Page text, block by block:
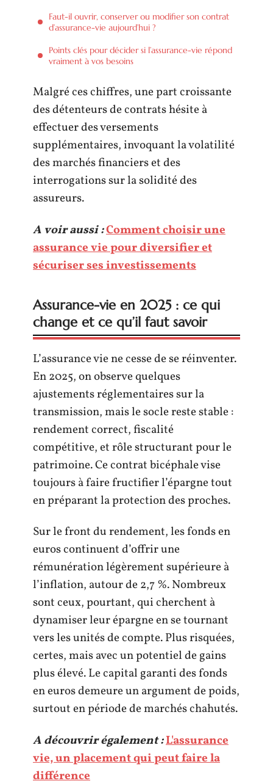
Faut-il ouvrir, conserver ou modifier son contrat
d’assurance-vie aujourd’hui ?
Points clés pour décider si l’assurance-vie répond
vraiment à vos besoins
Malgré ces chiffres, une part croissante
des détenteurs de contrats hésite à
effectuer des versements
supplémentaires, invoquant la volatilité
des marchés financiers et des
interrogations sur la solidité des
assureurs.
A voir aussi :Comment choisir une
assurance vie pour diversifier et
sécuriser ses investissements
Assurance-vie en 2025 : ce qui
change et ce qu’il faut savoir
L’assurance vie ne cesse de se réinventer.
En 2025, on observe quelques
ajustements réglementaires sur la
transmission, mais le socle reste stable :
rendement correct, fiscalité
compétitive, et rôle structurant pour le
patrimoine. Ce contrat bicéphale vise
toujours à faire fructifier l’épargne tout
en préparant la protection des proches.
Sur le front du rendement, les fonds en
euros continuent d’offrir une
rémunération légèrement supérieure à
l’inflation, autour de 2,7 %. Nombreux
sont ceux, pourtant, qui cherchent à
dynamiser leur épargne en se tournant
vers les unités de compte. Plus risquées,
certes, mais avec un potentiel de gains
plus élevé. Le capital garanti des fonds
en euros demeure un argument de poids,
surtout en période de marchés chahutés.
A découvrir également :L'assurance
vie, un placement qui peut faire la
différence